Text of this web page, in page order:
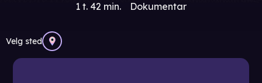
1 t. 42 min. Dokumentar
Velg sted